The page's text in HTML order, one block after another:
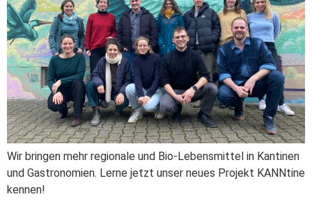
Wir bringen mehr regionale und Bio-Lebensmittel in Kantinen
und Gastronomien. Lerne jetzt unser neues Projekt KANNtine
kennen!